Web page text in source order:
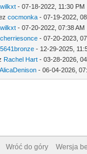
wilkxt - 07-18-2022, 11:30 PM
cocmonka - 07-19-2022,
wilkxt - 07-20-2022, 07:38 AM
cherriesonce - 07-20-2023,
5641bronze - 12-29-2025,
Rachel Hart - 03-28-2026,
AlicaDenison - 06-04-2026,
Wróć do góry Wersja